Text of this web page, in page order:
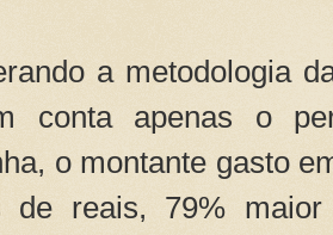
a metodologia
conta apenas o
o montante gasto
de reais, 79%